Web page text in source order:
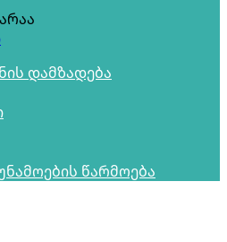
დამზადება
წარმოება